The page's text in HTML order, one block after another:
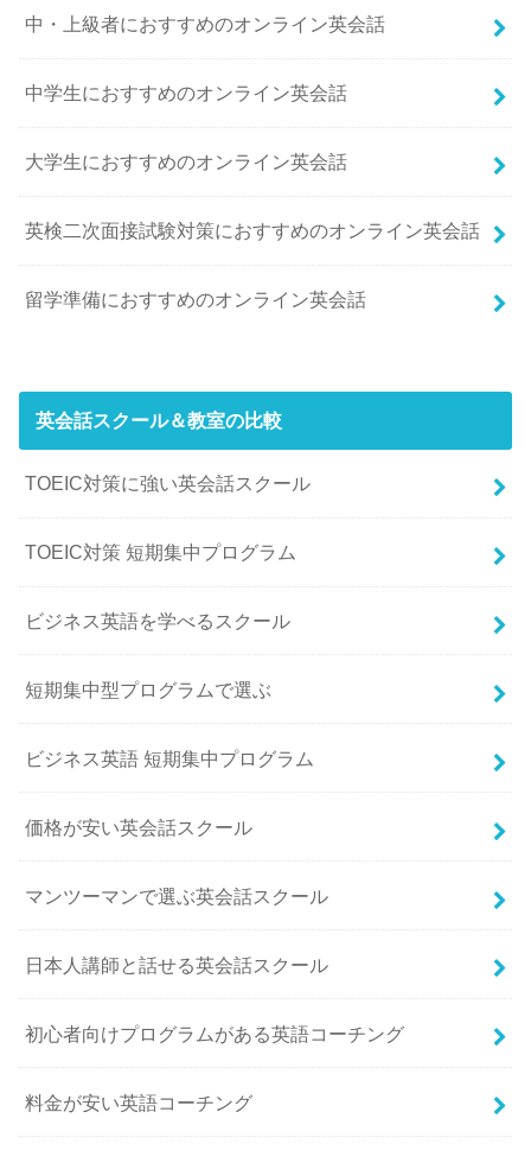
中・上級者におすすめのオンライン英会話
中学生におすすめのオンライン英会話
大学生におすすめのオンライン英会話
英検二次面接試験対策におすすめのオンライン英会話
留学準備におすすめのオンライン英会話
英会話スクール＆教室の比較
TOEIC対策に強い英会話スクール
TOEIC対策 短期集中プログラム
ビジネス英語を学べるスクール
短期集中型プログラムで選ぶ
ビジネス英語 短期集中プログラム
価格が安い英会話スクール
マンツーマンで選ぶ英会話スクール
日本人講師と話せる英会話スクール
初心者向けプログラムがある英語コーチング
料金が安い英語コーチング